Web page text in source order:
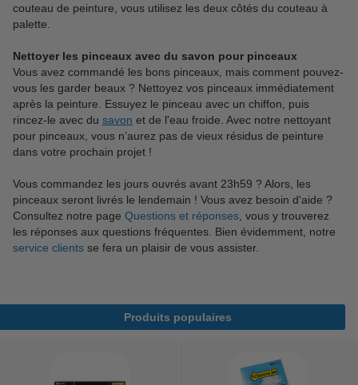
couteau de peinture, vous utilisez les deux côtés du couteau à
palette.
Nettoyer les pinceaux avec du savon pour pinceaux
Vous avez commandé les bons pinceaux, mais comment pouvez-
vous les garder beaux ? Nettoyez vos pinceaux immédiatement
après la peinture. Essuyez le pinceau avec un chiffon, puis
rincez-le avec du savon et de l'eau froide. Avec notre nettoyant
pour pinceaux, vous n’aurez pas de vieux résidus de peinture
dans votre prochain projet !
Vous commandez les jours ouvrés avant 23h59 ? Alors, les
pinceaux seront livrés le lendemain ! Vous avez besoin d'aide ?
Consultez notre page Questions et réponses , vous y trouverez
les réponses aux questions fréquentes. Bien évidemment, notre
service clients se fera un plaisir de vous assister.
Produits populaires